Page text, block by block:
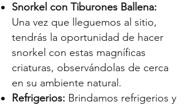
Snorkel con Tiburones Ballena:
Una vez que lleguemos al sitio,
tendrás la oportunidad de hacer
snorkel con estas magníficas
criaturas, observándolas de cerca
en su ambiente natural.
Refrigerios: Brindamos refrigerios y